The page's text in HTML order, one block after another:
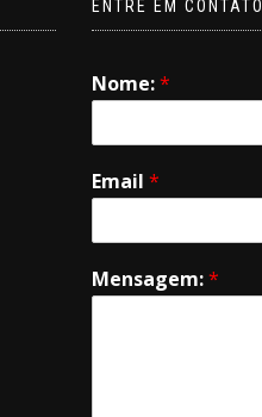
ENTRE EM CONTATO
Nome:*
Email *
Mensagem:*